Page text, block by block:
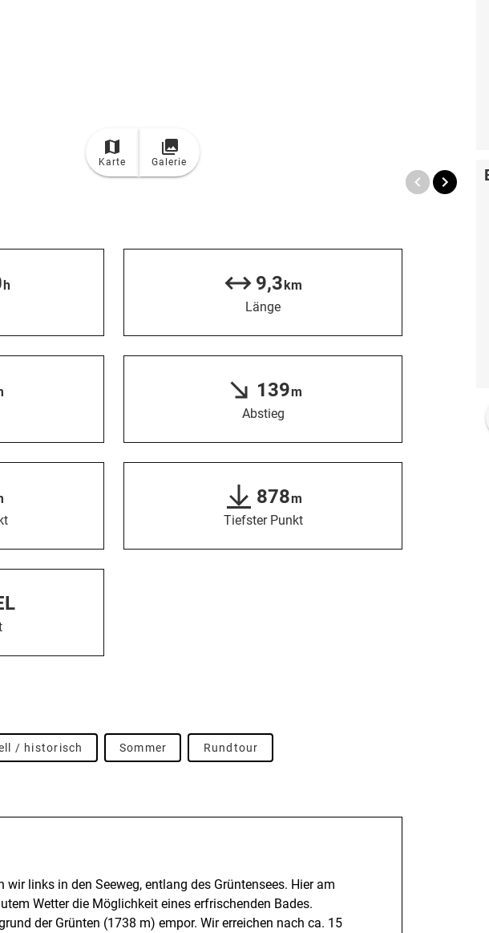
Karte
Galerie
h
9,3km
Länge
139m
Abstieg
878m
Tiefster Punkt
/ historisch Sommer Rundtour
links in den Seeweg, entlang des Grüntensees. Hier am
Wetter die Möglichkeit eines erfrischenden Bades.
der Grünten (1738 m) empor. Wir erreichen nach ca. 15